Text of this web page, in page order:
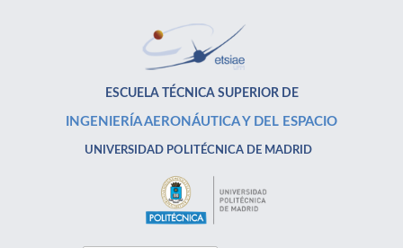
ESCUELA TÉCNICA SUPERIOR DE
INGENIERÍA AERONÁUTICA Y DEL ESPACIO
UNIVERSIDAD POLITÉCNICA DE MADRID